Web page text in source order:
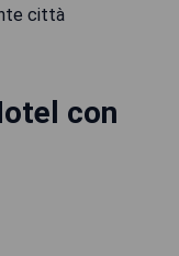
città
con